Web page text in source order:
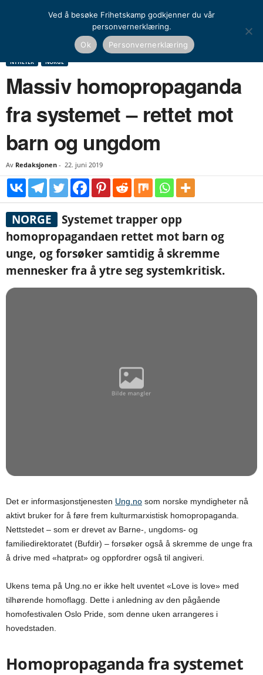
Norge
Massiv homopropaganda fra systemet – rettet mot barn
NYHETER NORGE
Massiv homopropaganda
fra systemet – rettet mot
barn og ungdom
Av Redaksjonen - 22. juni 2019
NORGE
Systemet trapper opp
homopropagandaen rettet mot barn og
unge, og forsøker samtidig å skremme
mennesker fra å ytre seg systemkritisk.
Det er informasjonstjenesten Ung.no som norske myndigheter nå
aktivt bruker for å føre frem kulturmarxistisk homopropaganda.
Nettstedet – som er drevet av Barne-, ungdoms- og
familiedirektoratet (Bufdir) – forsøker også å skremme de unge fra
å drive med «hatprat» og oppfordrer også til angiveri.
Ukens tema på Ung.no er ikke helt uventet «Love is love» med
tilhørende homoflagg. Dette i anledning av den pågående
homofestivalen Oslo Pride, som denne uken arrangeres i
hovedstaden.
Homopropaganda fra systemet
Ved å besøke Frihetskamp godkjenner du vår
personvernerklæring.
Ok
Personvernerklæring